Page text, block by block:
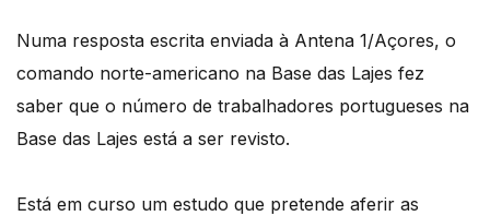
Numa resposta escrita enviada à Antena 1/Açores, o
comando norte-americano na Base das Lajes fez
saber que o número de trabalhadores portugueses na
Base das Lajes está a ser revisto.
Está em curso um estudo que pretende aferir as